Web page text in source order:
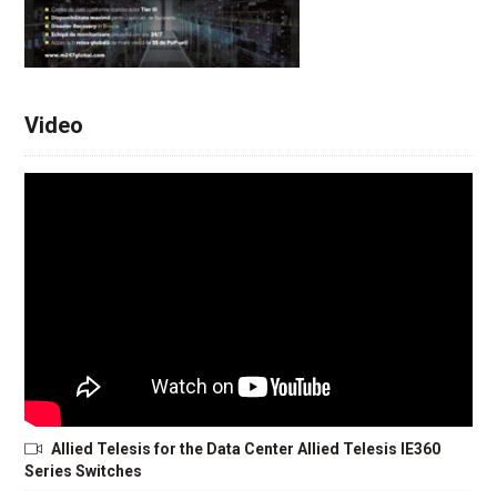
Video
Allied Telesis for the Data Center Allied Telesis IE360
Series Switches